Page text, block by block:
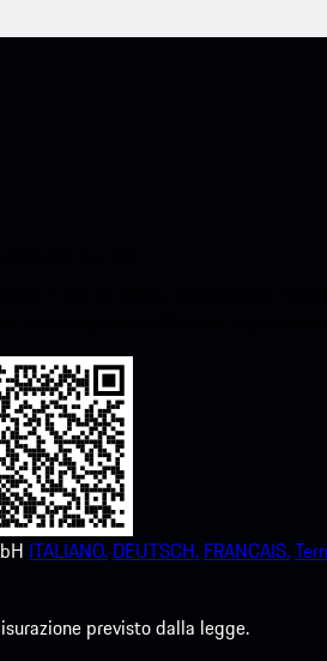
ITALIANO. DEUTSCH. FRANCAIS.
previsto dalla legge.